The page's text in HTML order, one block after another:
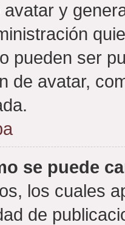
avatar y
pueden ser
de avatar,
se puede
los cuales
de